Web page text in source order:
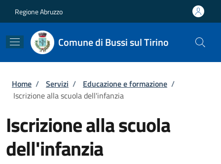
Regione Abruzzo
Comune di Bussi sul Tirino
Briciole di pane
Home / Servizi / Educazione e formazione /
Iscrizione alla scuola dell'infanzia
Iscrizione alla scuola
dell'infanzia